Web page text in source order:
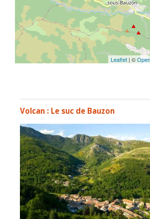
Leaflet | ©
Volcan : Le suc de Bauzon